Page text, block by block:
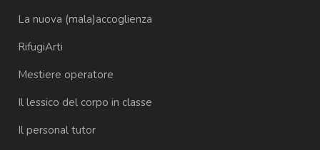
La nuova (mala)accoglienza
RifugiArti
Mestiere operatore
Il lessico del corpo in classe
Il personal tutor